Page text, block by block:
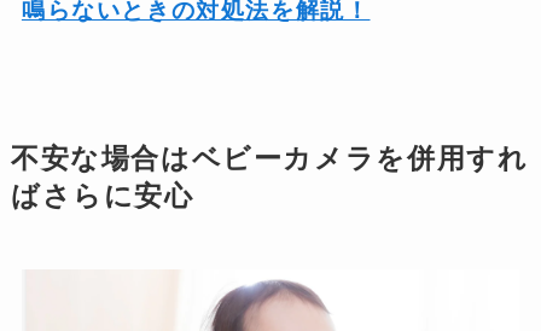
鳴らないときの対処法を解説！
不安な場合はベビーカメラを併用すれ
ばさらに安心